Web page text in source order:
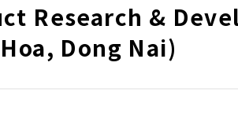
Research &
Dong Nai)